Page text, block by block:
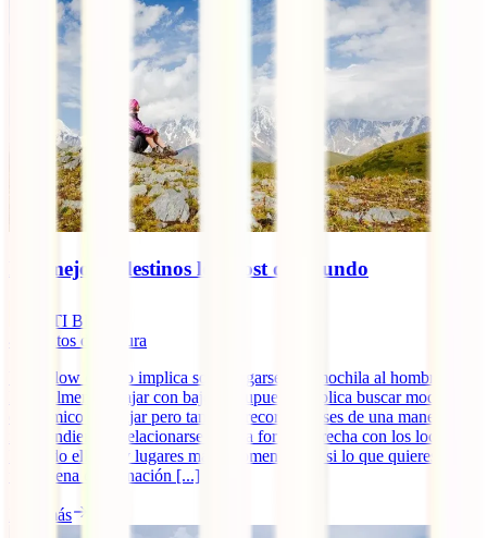
Los mejores destinos low cost del mundo
IATI Blog
minutos de lectura
Viajar low cost no implica solo cargarse una mochila al hombro.
Normalmente, viajar con bajo presupuesto implica buscar modo más
económico de viajar pero también recorrer países de una manera
independiente y relacionarse de una forma estrecha con los locales.
Por todo ello, hay lugares más recomendables si lo que quieres es
una buena combinación [...]
Leer más